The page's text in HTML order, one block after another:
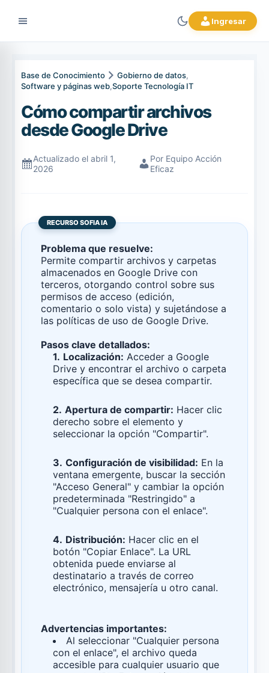
Ingresar
Base de Conocimiento Gobierno de datos,
Software y páginas web,Soporte Tecnología IT
Cómo compartir archivos
desde Google Drive
Actualizado el abril 1,
2026
Por Equipo Acción
Eficaz
RECURSO SOFIA IA
Problema que resuelve:
Permite compartir archivos y carpetas
almacenados en Google Drive con
terceros, otorgando control sobre sus
permisos de acceso (edición,
comentario o solo vista) y sujetándose a
las políticas de uso de Google Drive.
Pasos clave detallados:
1. Localización: Acceder a Google
Drive y encontrar el archivo o carpeta
específica que se desea compartir.
2. Apertura de compartir: Hacer clic
derecho sobre el elemento y
seleccionar la opción "Compartir".
3. Configuración de visibilidad: En la
ventana emergente, buscar la sección
"Acceso General" y cambiar la opción
predeterminada "Restringido" a
"Cualquier persona con el enlace".
4. Distribución: Hacer clic en el
botón "Copiar Enlace". La URL
obtenida puede enviarse al
destinatario a través de correo
electrónico, mensajería u otro canal.
Advertencias importantes:
Al seleccionar "Cualquier persona
con el enlace", el archivo queda
accesible para cualquier usuario que